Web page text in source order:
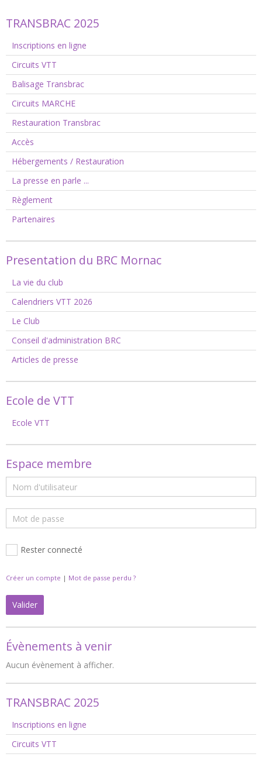
TRANSBRAC 2025
Inscriptions en ligne
Circuits VTT
Balisage Transbrac
Circuits MARCHE
Restauration Transbrac
Accès
Hébergements / Restauration
La presse en parle ...
Règlement
Partenaires
Presentation du BRC Mornac
La vie du club
Calendriers VTT 2026
Le Club
Conseil d'administration BRC
Articles de presse
Ecole de VTT
Ecole VTT
Espace membre
Rester connecté
Créer un compte | Mot de passe perdu ?
Valider
Évènements à venir
Aucun évènement à afficher.
TRANSBRAC 2025
Inscriptions en ligne
Circuits VTT